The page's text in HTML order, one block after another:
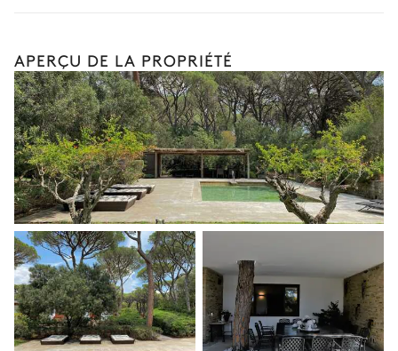
APERÇU DE LA PROPRIÉTÉ